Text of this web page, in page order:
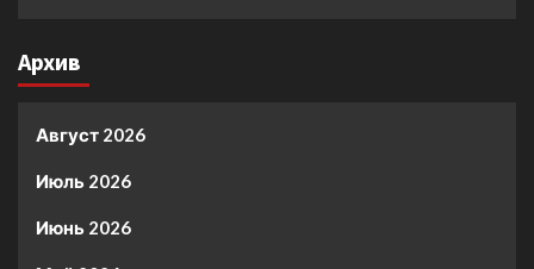
Архив
Август 2026
Июль 2026
Июнь 2026